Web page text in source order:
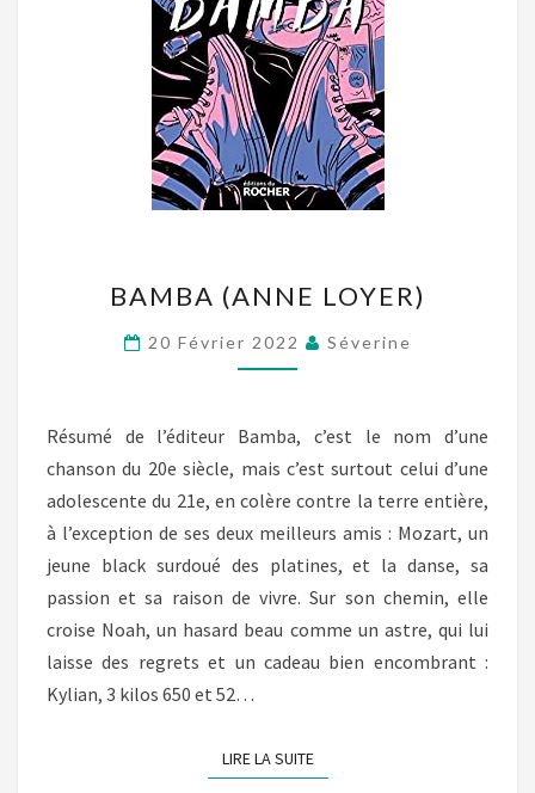
(ANNE
LOYER)
BAMBA (ANNE LOYER)
20 Février 2022 Séverine
Résumé de l’éditeur Bamba, c’est le nom d’une
chanson du 20e siècle, mais c’est surtout celui d’une
adolescente du 21e, en colère contre la terre entière,
à l’exception de ses deux meilleurs amis : Mozart, un
jeune black surdoué des platines, et la danse, sa
passion et sa raison de vivre. Sur son chemin, elle
croise Noah, un hasard beau comme un astre, qui lui
laisse des regrets et un cadeau bien encombrant :
Kylian, 3 kilos 650 et 52…
LIRE LA SUITELIRE LA SUITE